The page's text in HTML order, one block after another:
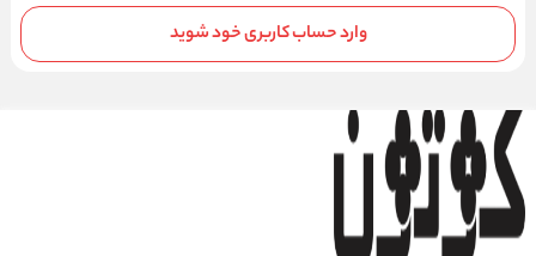
وارد حساب کاربری خود شوید